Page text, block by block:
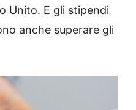
Unito. E gli stipendi
anche superare gli